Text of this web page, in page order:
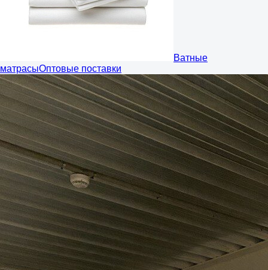
Ватные
матрасыОптовые поставки